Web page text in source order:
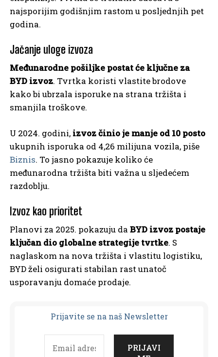
najsporijim godišnjim rastom u posljednjih pet
godina.
Jačanje uloge izvoza
Međunarodne pošiljke postat će ključne za
BYD izvoz. Tvrtka koristi vlastite brodove
kako bi ubrzala isporuke na strana tržišta i
smanjila troškove.
U 2024. godini, izvoz činio je manje od 10 posto
ukupnih isporuka od 4,26 milijuna vozila, piše
Biznis. To jasno pokazuje koliko će
međunarodna tržišta biti važna u sljedećem
razdoblju.
Izvoz kao prioritet
Planovi za 2025. pokazuju da BYD izvoz postaje
ključan dio globalne strategije tvrtke. S
naglaskom na nova tržišta i vlastitu logistiku,
BYD želi osigurati stabilan rast unatoč
usporavanju domaće prodaje.
Prijavite se na naš Newsletter